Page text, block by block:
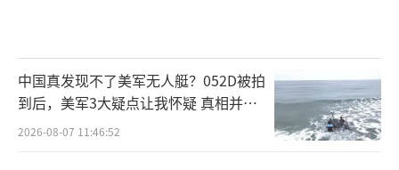
中国真发现不了美军无人艇？052D被拍
到后，美军3大疑点让我怀疑 真相并非
如此
2026-08-07 11:46:52